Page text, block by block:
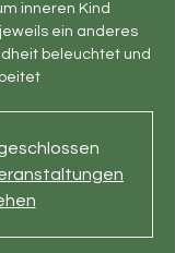
inneren Kind
ein anderes
beleuchtet und